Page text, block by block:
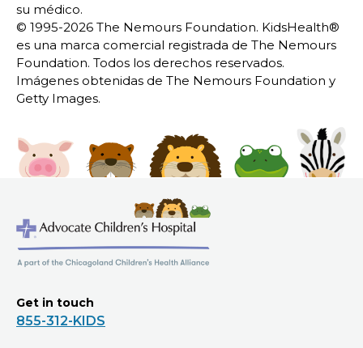
su médico.
© 1995-2026 The Nemours Foundation. KidsHealth®
es una marca comercial registrada de The Nemours
Foundation. Todos los derechos reservados.
Imágenes obtenidas de The Nemours Foundation y
Getty Images.
Get in touch
855-312-KIDS